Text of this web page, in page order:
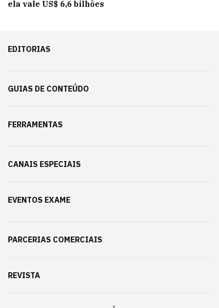
ela vale US$ 6,6 bilhões
EDITORIAS
GUIAS DE CONTEÚDO
FERRAMENTAS
CANAIS ESPECIAIS
EVENTOS EXAME
PARCERIAS COMERCIAIS
REVISTA